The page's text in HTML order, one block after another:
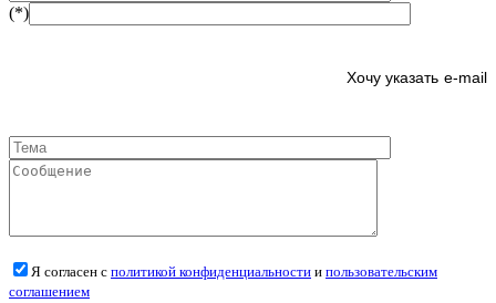
(*)
e-mail
Я согласен с политикой конфиденциальности и пользовательским
соглашением